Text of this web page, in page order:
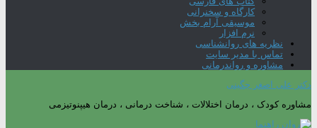
کارگاه و سخنرانی
موسیقی آرام بخش
نرم افزار
نظریه های روانشناسی
تماس با مدیر سایت
مشاوره و رواندرمانی
دکتر علی اصغر چگینی
مشاوره کودک ، درمان اختلالات ، شناخت درمانی ، درمان هیپنوتیزمی